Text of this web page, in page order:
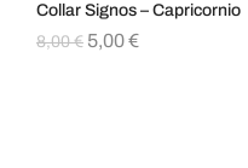
Collar Signos – Capricornio
8,00€ 5,00€